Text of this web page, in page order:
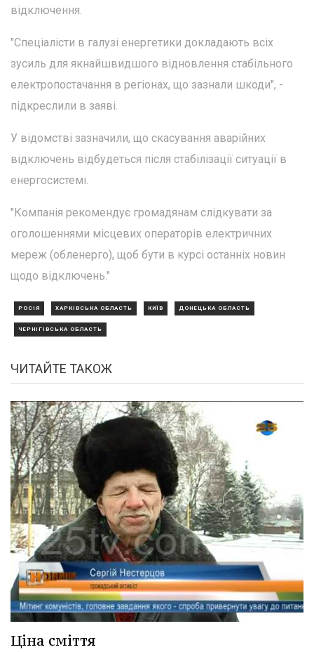
відключення.
"Спеціалісти в галузі енергетики докладають всіх
зусиль для якнайшвидшого відновлення стабільного
електропостачання в регіонах, що зазнали шкоди", -
підкреслили в заяві.
У відомстві зазначили, що скасування аварійних
відключень відбудеться після стабілізації ситуації в
енергосистемі.
"Компанія рекомендує громадянам слідкувати за
оголошеннями місцевих операторів електричних
мереж (обленерго), щоб бути в курсі останніх новин
щодо відключень."
РОСІЯ ХАРКІВСЬКА ОБЛАСТЬ КИЇВ ДОНЕЦЬКА ОБЛАСТЬ
ЧЕРНІГІВСЬКА ОБЛАСТЬ
ЧИТАЙТЕ ТАКОЖ
Ціна сміття